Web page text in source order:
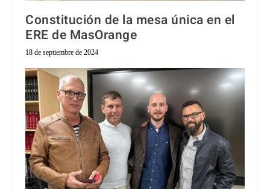
Constitución de la mesa única en el
ERE de MasOrange
18 de septiembre de 2024